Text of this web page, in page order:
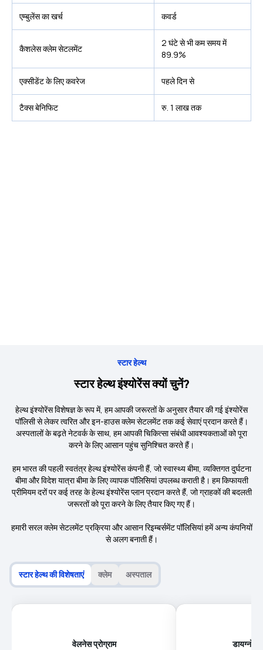
एम्बुलेंस का खर्च कवर्ड
कैशलेस क्लेम सेटलमेंट
2 घंटे से भी कम समय में
89.9%
एक्सीडेंट के लिए कवरेज पहले दिन से
टैक्स बेनिफिट रु. 1 लाख तक
स्टार हेल्थ
स्टार हेल्थ इंश्योरेंस क्यों चुनें?
हेल्थ इंश्योरेंस विशेषज्ञ के रूप में, हम आपकी जरूरतों के अनुसार तैयार की गई इंश्योरेंस
पॉलिसी से लेकर त्वरित और इन-हाउस क्लेम सेटलमेंट तक कई सेवाएं प्रदान करते हैं।
अस्पतालों के बढ़ते नेटवर्क के साथ, हम आपकी चिकित्सा संबंधी आवश्यकताओं को पूरा
करने के लिए आसान पहुंच सुनिश्चित करते हैं।
हम भारत की पहली स्वतंत्र हेल्थ इंश्योरेंस कंपनी हैं, जो स्वास्थ्य बीमा, व्यक्तिगत दुर्घटना
बीमा और विदेश यात्रा बीमा के लिए व्यापक पॉलिसियां उपलब्ध कराती है। हम किफायती
प्रीमियम दरों पर कई तरह के हेल्थ इंश्योरेंस प्लान प्रदान करते हैं, जो ग्राहकों की बदलती
जरूरतों को पूरा करने के लिए तैयार किए गए हैं।
हमारी सरल क्लेम सेटलमेंट प्रक्रिया और आसान रिइम्बर्समेंट पॉलिसियां हमें अन्य कंपनियों
से अलग बनाती हैं।
स्टार हेल्थ की विशेषताएं क्लेम अस्पताल
वेलनेस प्रोग्राम